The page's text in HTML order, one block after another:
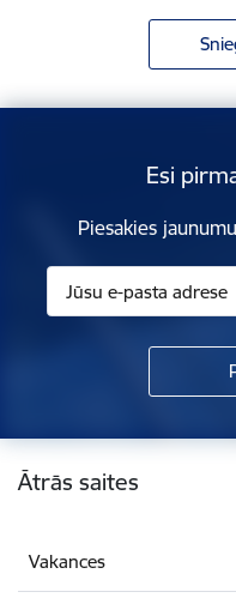
Esi
Piesakies
Kājene
Ātrās saites
Vakances